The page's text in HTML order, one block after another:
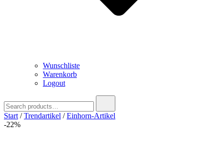
Wunschliste
Warenkorb
Logout
for:
Start /Trendartikel /Einhorn-Artikel
-22%